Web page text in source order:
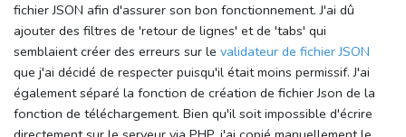
fichier JSON afin d'assurer son bon fonctionnement. J'ai dû
ajouter des filtres de 'retour de lignes' et de 'tabs' qui
semblaient créer des erreurs sur le validateur de fichier JSON
que j'ai décidé de respecter puisqu'il était moins permissif. J'ai
également séparé la fonction de création de fichier Json de la
fonction de téléchargement. Bien qu'il soit impossible d'écrire